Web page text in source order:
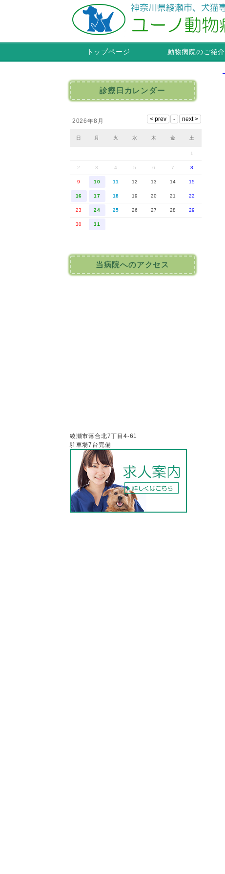
トップページ 動物病院のご紹介
診療日カレンダー
2026年8月
日 月 火 水 木 金 土
1
2 3 4 5 6 7 8
9 10 11 12 13 14 15
16 17 18 19 20 21 22
23 24 25 26 27 28 29
30 31
当病院へのアクセス
綾瀬市落合北7丁目4-61
駐車場7台完備